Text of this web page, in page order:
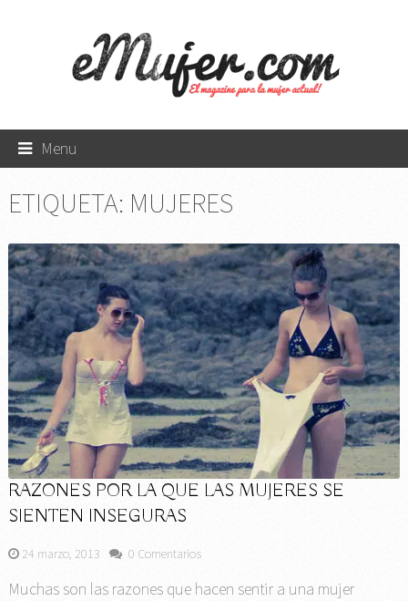
Menu
ETIQUETA: MUJERES
RAZONES POR LA QUE LAS MUJERES SE
SIENTEN INSEGURAS
24 marzo, 2013 0 Comentarios
Muchas son las razones que hacen sentir a una mujer